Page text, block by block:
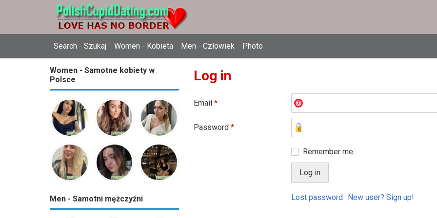
Search - Szukaj Women - Kobieta Men - Człowiek Photo
Women - Samotne kobiety w
Polsce
Men - Samotni mężczyźni
Log in
Email *
Password *
Remember me
Lost password New user? Sign up!